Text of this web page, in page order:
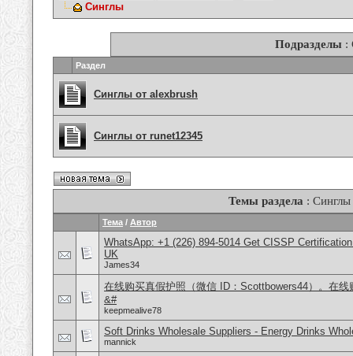
Синглы
Подразделы :
Раздел
Синглы от alexbrush
Синглы от runet12345
Темы раздела : Синглы
Тема / Автор
WhatsApp: +1 (226) 894-5014​ Get CISSP
UK
James34
在线购买真假护照（微信 ID：Scottbowers44）。在
&#
keepmealive78
Soft Drinks Wholesale Suppliers - Energy Drinks
mannick